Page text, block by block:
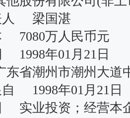
人 梁国湛
7080万人民币元
1998年01月21日
省潮州市潮州大道
自 1998年01月21
实业投资；经营本